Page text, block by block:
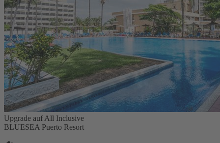
Upgrade auf All Inclusive
BLUESEA Puerto Resort